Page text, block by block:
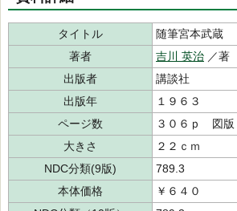
タイトル
随筆宮本武蔵
著者
吉川 英治 ／著
出版者
講談社
出版年
１９６３
ページ数
３０６ｐ 図版
大きさ
２２ｃｍ
NDC分類(9版)
789.3
本体価格
￥６４０